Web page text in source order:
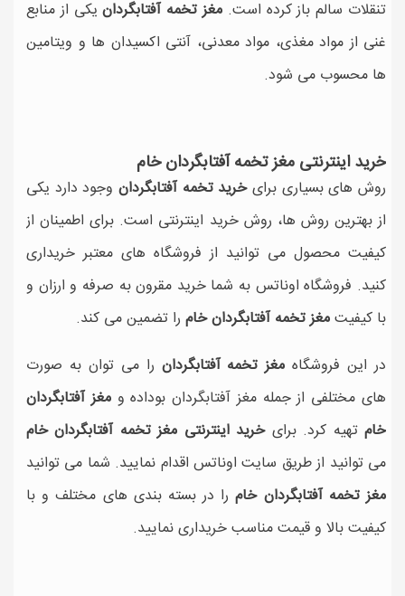
تنقلات سالم باز کرده است. مغز تخمه آفتابگردانیکی از منابع
غنی از مواد مغذی، مواد معدنی، آنتی اکسیدان ها و ویتامین
ها محسوب می شود.
خرید اینترنتی مغز تخمه آفتابگردان خام
روش های بسیاری برایخرید تخمه آفتابگردان وجود دارد یکی
از بهترین روش ها، روش خرید اینترنتی است. برای اطمینان از
کیفیت محصول می توانید از فروشگاه های معتبر خریداری
کنید. فروشگاه اوناتس به شما خرید مقرون به صرفه و ارزان و
با کیفیتمغز تخمه آفتابگردان خام را تضمین می کند.
در این فروشگاهمغز تخمه آفتابگردان را می توان به صورت
های مختلفی از جمله مغز آفتابگردان بوداده و مغز آفتابگردان
خامتهیه کرد. برایخرید اینترنتی مغز تخمه آفتابگردان خام
می توانید از طریق سایت اوناتس اقدام نمایید. شما می توانید
مغز تخمه آفتابگردان خام را در بسته بندی های مختلف و با
کیفیت بالا و قیمت مناسب خریداری نمایید.